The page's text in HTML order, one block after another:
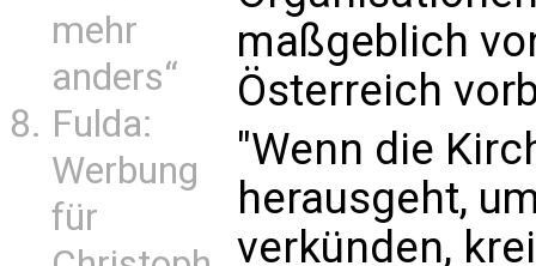
mehr
anders“
Fulda:
Werbung
für
maßgeblich
Österreich
"Wenn die
herausgeht,
verkünden,